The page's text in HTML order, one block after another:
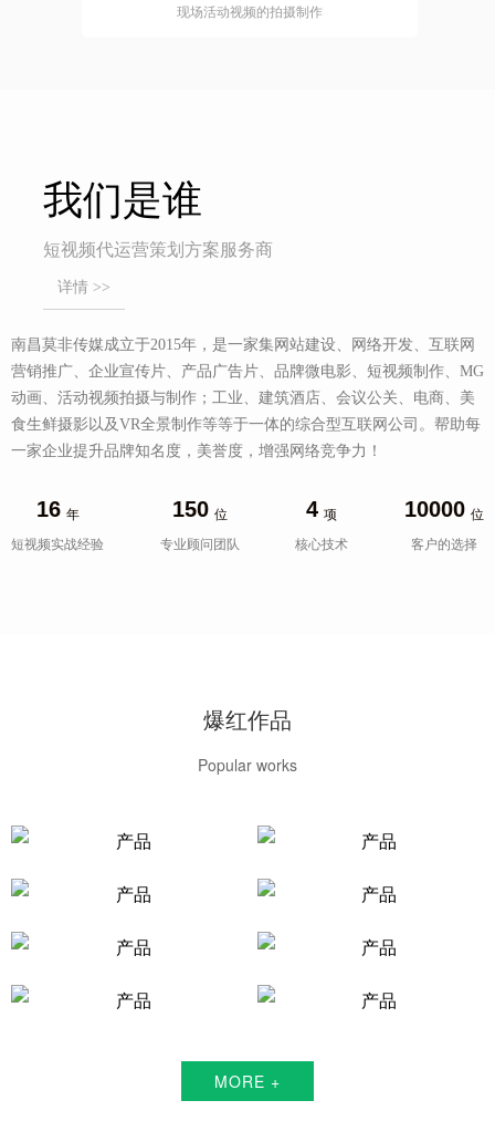
现场活动视频的拍摄制作
我们是谁
短视频代运营策划方案服务商
详情 >>
南昌莫非传媒成立于2015年，是一家集网站建设、网络开发、互联网
营销推广、企业宣传片、产品广告片、品牌微电影、短视频制作、MG
动画、活动视频拍摄与制作；工业、建筑酒店、会议公关、电商、美
食生鲜摄影以及VR全景制作等等于一体的综合型互联网公司。帮助每
一家企业提升品牌知名度，美誉度，增强网络竞争力！
16 年
短视频实战经验
150 位
专业顾问团队
4 项
核心技术
10000 位
客户的选择
爆红作品
Popular works
MORE +